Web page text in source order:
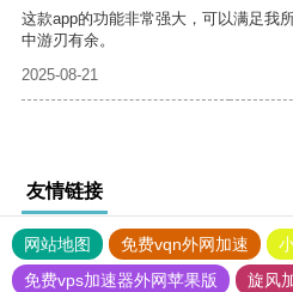
这款app的功能非常强大，可以满足我
中游刃有余。
2025-08-21
友情链接
网站地图 免费vqn外网加速
免费vps加速器外网苹果版
旋风